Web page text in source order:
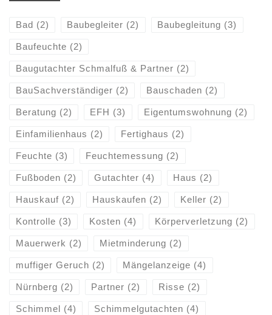
Bad (2) Baubegleiter (2) Baubegleitung (3)
Baufeuchte (2)
Baugutachter Schmalfuß & Partner (2)
BauSachverständiger (2) Bauschaden (2)
Beratung (2) EFH (3) Eigentumswohnung (2)
Einfamilienhaus (2) Fertighaus (2)
Feuchte (3) Feuchtemessung (2)
Fußboden (2) Gutachter (4) Haus (2)
Hauskauf(2) Hauskaufen (2) Keller (2)
Kontrolle (3) Kosten (4) Körperverletzung (2)
Mauerwerk (2) Mietminderung (2)
muffiger Geruch (2) Mängelanzeige (4)
Nürnberg (2) Partner (2) Risse (2)
Schimmel (4) Schimmelgutachten (4)